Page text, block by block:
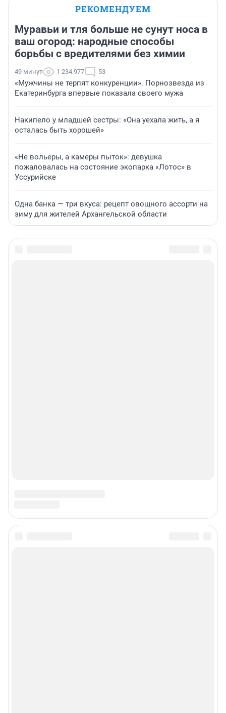
РЕКОМЕНДУЕМ
Муравьи и тля больше не сунут носа в
ваш огород: народные способы
борьбы с вредителями без химии
49 минут 1 234 977 53
«Мужчины не терпят конкуренции». Порнозвезда из
Екатеринбурга впервые показала своего мужа
Накипело у младшей сестры: «Она уехала жить, а я
осталась быть хорошей»
«Не вольеры, а камеры пыток»: девушка
пожаловалась на состояние экопарка «Лотос» в
Уссурийске
Одна банка — три вкуса: рецепт овощного ассорти на
зиму для жителей Архангельской области